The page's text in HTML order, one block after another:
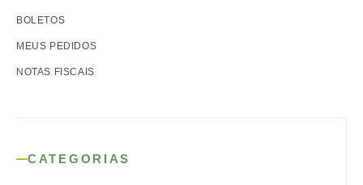
BOLETOS
MEUS PEDIDOS
NOTAS FISCAIS
CATEGORIAS